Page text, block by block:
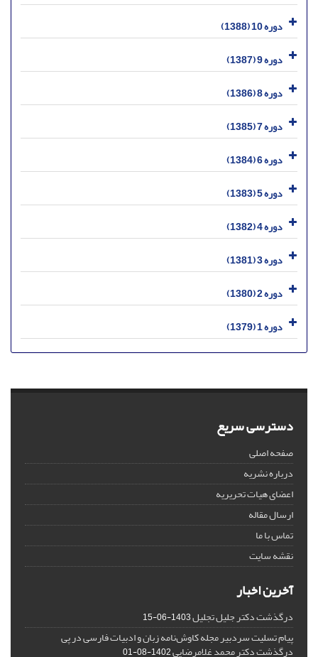
دوره 10 (1388)
دوره 9 (1387)
دوره 8 (1386)
دوره 7 (1385)
دوره 6 (1384)
دوره 5 (1383)
دوره 4 (1382)
دوره 3 (1381)
دوره 2 (1380)
دوره 1 (1379)
دسترسی سریع
صفحه اصلی
درباره نشریه
اعضای هیات تحریریه
ارسال مقاله
تماس با ما
نقشه سایت
آخرین اخبار
درگذشت دکتر جلیل تجلیل1403-06-15
پیام تسلیت سردبیر مجله کاوش‌نامه زبان و ادبیات فارسی در پی
درگذشت دکتر محمد غلامرضایی1402-08-01